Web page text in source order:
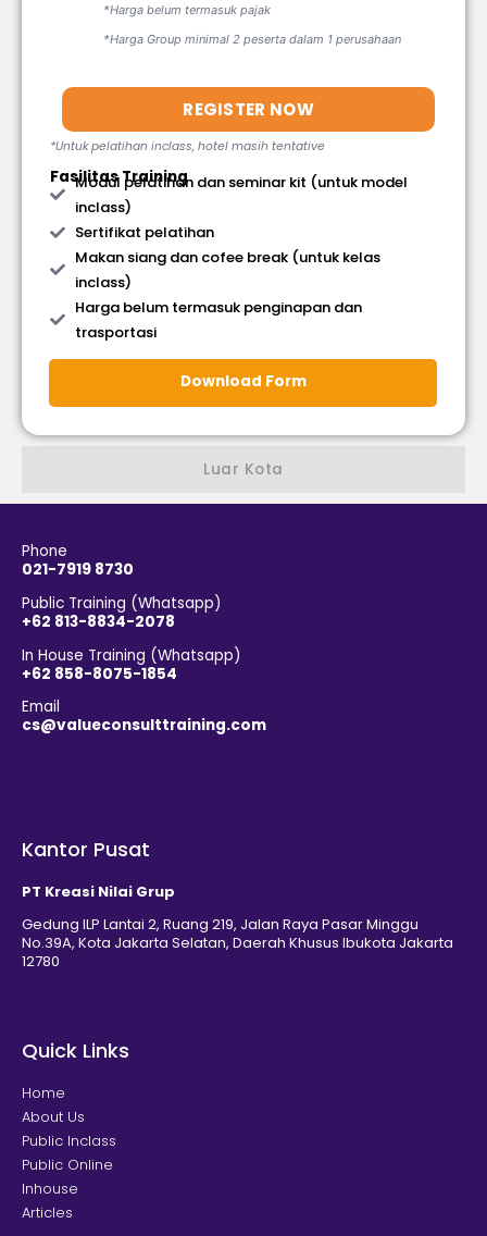
Luar Kota
*Harga belum termasuk pajak
*Harga Group minimal 2 peserta dalam 1 perusahaan
REGISTER NOW
*Untuk pelatihan inclass, hotel masih tentative
Fasilitas Training
Modul pelatihan dan seminar kit (untuk model
inclass)
Sertifikat pelatihan
Makan siang dan cofee break (untuk kelas
inclass)
Harga belum termasuk penginapan dan
trasportasi
Download Form
Phone
021-7919 8730
Public Training (Whatsapp)
+62 813-8834-2078
In House Training (Whatsapp)
+62 858-8075-1854
Email
cs@valueconsulttraining.com
Kantor Pusat
PT Kreasi Nilai Grup
Gedung ILP Lantai 2, Ruang 219, Jalan Raya Pasar Minggu
No.39A, Kota Jakarta Selatan, Daerah Khusus Ibukota Jakarta
12780
Quick Links
Home
About Us
Public Inclass
Public Online
Inhouse
Articles